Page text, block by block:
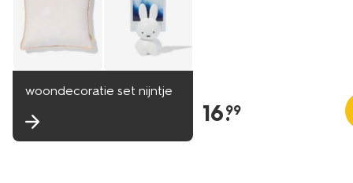
woondecoratie set nijntje
16.
99